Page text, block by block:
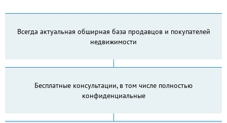
Всегда актуальная обширная база продавцов и покупателей
недвижимости
Бесплатные консультации, в том числе полностью
конфиденциальные